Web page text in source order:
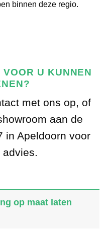
binnen deze regio.
U KUNNEN
met ons op, of
aan de
in Apeldoorn voor
op maat laten